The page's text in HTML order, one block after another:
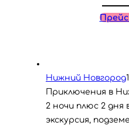
Нижний Новгород
Приключения в
2 ночи плюс 2 дня
экскурсия,